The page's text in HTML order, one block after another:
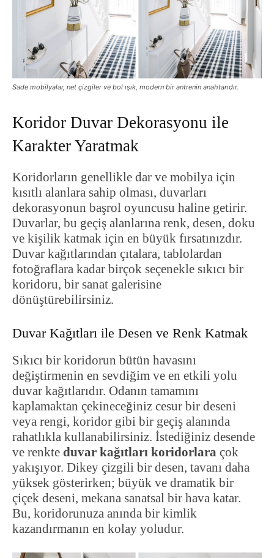
Sade mobilyalar, net çizgiler ve bol ışık, modern bir antrenin anahtarıdır.
Koridor Duvar Dekorasyonu ile
Karakter Yaratmak
Koridorların genellikle dar ve mobilya için
kısıtlı alanlara sahip olması, duvarları
dekorasyonun başrol oyuncusu haline getirir.
Duvarlar, bu geçiş alanlarına renk, desen, doku
ve kişilik katmak için en büyük fırsatınızdır.
Duvar kağıtlarından çıtalara, tablolardan
fotoğraflara kadar birçok seçenekle sıkıcı bir
koridoru, bir sanat galerisine
dönüştürebilirsiniz.
Duvar Kağıtları ile Desen ve Renk Katmak
Sıkıcı bir koridorun bütün havasını
değiştirmenin en sevdiğim ve en etkili yolu
duvar kağıtlarıdır. Odanın tamamını
kaplamaktan çekineceğiniz cesur bir deseni
veya rengi, koridor gibi bir geçiş alanında
rahatlıkla kullanabilirsiniz. İstediğiniz desende
ve renkte duvar kağıtları koridorlara çok
yakışıyor. Dikey çizgili bir desen, tavanı daha
yüksek gösterirken; büyük ve dramatik bir
çiçek deseni, mekana sanatsal bir hava katar.
Bu, koridorunuza anında bir kimlik
kazandırmanın en kolay yoludur.